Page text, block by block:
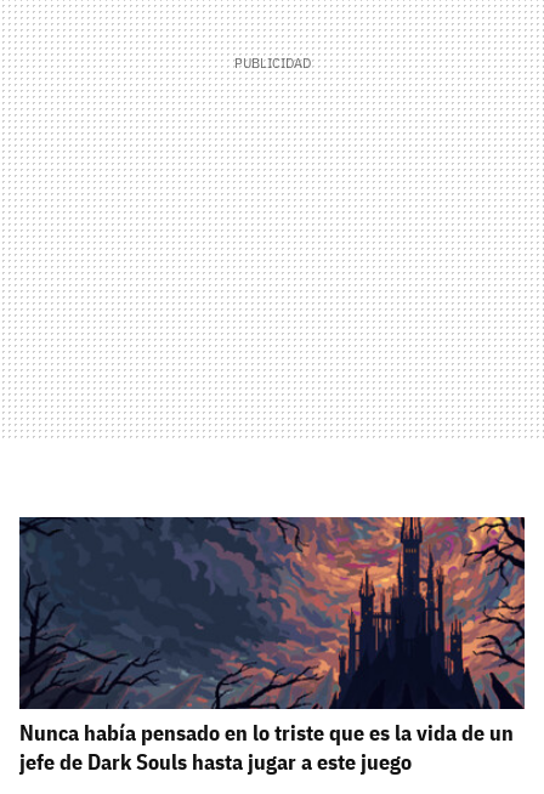
Nunca había pensado en lo triste que es la vida de un
jefe de Dark Souls hasta jugar a este juego